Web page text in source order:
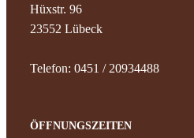
Hüxstr. 96
23552 Lübeck
Telefon: 0451 / 20934488
ÖFFNUNGSZEITEN